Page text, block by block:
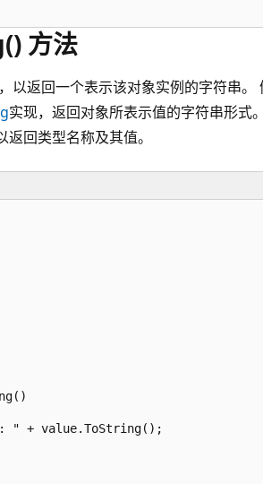
方法
以返回一个表示该对象实例的字符串。
实现，返回对象所表示值的字符串形式
返回类型名称及其值。
" + value.ToString();